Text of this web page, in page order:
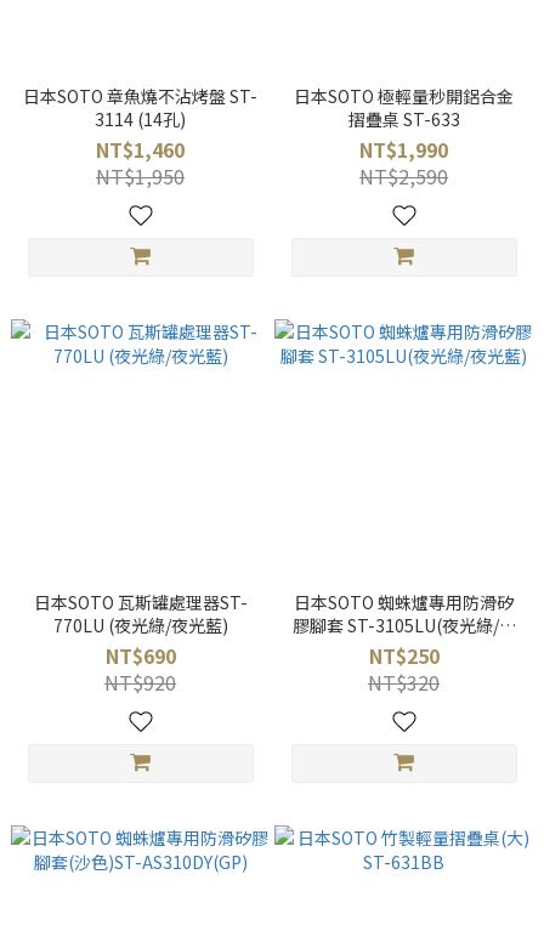
日本SOTO 章魚燒不沾烤盤 ST-
3114 (14孔)
NT$1,460
NT$1,950
日本SOTO 極輕量秒開鋁合金
摺疊桌 ST-633
NT$1,990
NT$2,590
日本SOTO 瓦斯罐處理器ST-
770LU (夜光綠/夜光藍)
NT$690
NT$920
日本SOTO 蜘蛛爐專用防滑矽
膠腳套 ST-3105LU(夜光綠/夜
光藍)
NT$250
NT$320